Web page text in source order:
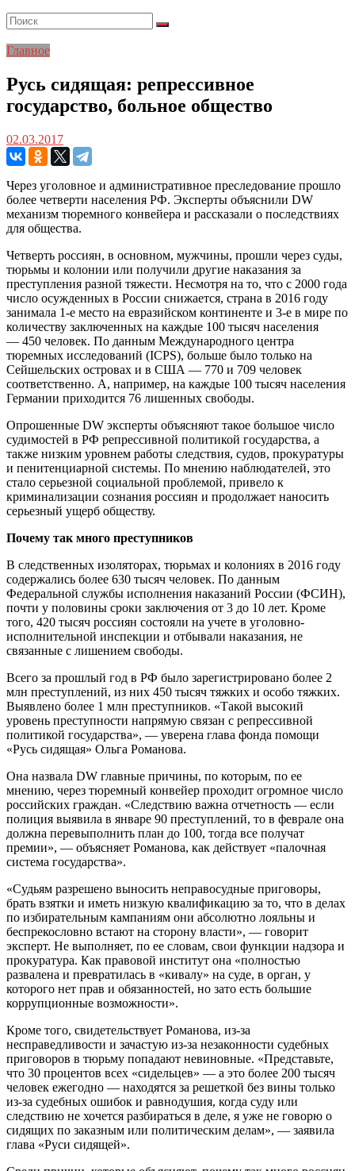
Главное
Русь сидящая: репрессивное
государство, больное общество
02.03.2017
Через уголовное и административное преследование прошло
более четверти населения РФ. Эксперты объяснили DW
механизм тюремного конвейера и рассказали о последствиях
для общества.
Четверть россиян, в основном, мужчины, прошли через суды,
тюрьмы и колонии или получили другие наказания за
преступления разной тяжести. Несмотря на то, что с 2000 года
число осужденных в России снижается, страна в 2016 году
занимала 1-е место на евразийском континенте и 3-е в мире по
количеству заключенных на каждые 100 тысяч населения
— 450 человек. По данным Международного центра
тюремных исследований (ICPS), больше было только на
Сейшельских островах и в США — 770 и 709 человек
соответственно. А, например, на каждые 100 тысяч населения
Германии приходится 76 лишенных свободы.
Опрошенные DW эксперты объясняют такое большое число
судимостей в РФ репрессивной политикой государства, а
также низким уровнем работы следствия, судов, прокуратуры
и пенитенциарной системы. По мнению наблюдателей, это
стало серьезной социальной проблемой, привело к
криминализации сознания россиян и продолжает наносить
серьезный ущерб обществу.
Почему так много преступников
В следственных изоляторах, тюрьмах и колониях в 2016 году
содержались более 630 тысяч человек. По данным
Федеральной службы исполнения наказаний России (ФСИН),
почти у половины сроки заключения от 3 до 10 лет. Кроме
того, 420 тысяч россиян состояли на учете в уголовно-
исполнительной инспекции и отбывали наказания, не
связанные с лишением свободы.
Всего за прошлый год в РФ было зарегистрировано более 2
млн преступлений, из них 450 тысяч тяжких и особо тяжких.
Выявлено более 1 млн преступников. «Такой высокий
уровень преступности напрямую связан с репрессивной
политикой государства», — уверена глава фонда помощи
«Русь сидящая» Ольга Романова.
Она назвала DW главные причины, по которым, по ее
мнению, через тюремный конвейер проходит огромное число
российских граждан. «Следствию важна отчетность — если
полиция выявила в январе 90 преступлений, то в феврале она
должна перевыполнить план до 100, тогда все получат
премии», — объясняет Романова, как действует «палочная
система государства».
«Судьям разрешено выносить неправосудные приговоры,
брать взятки и иметь низкую квалификацию за то, что в делах
по избирательным кампаниям они абсолютно лояльны и
беспрекословно встают на сторону власти», — говорит
эксперт. Не выполняет, по ее словам, свои функции надзора и
прокуратура. Как правовой институт она «полностью
развалена и превратилась в «кивалу» на суде, в орган, у
которого нет прав и обязанностей, но зато есть большие
коррупционные возможности».
Кроме того, свидетельствует Романова, из-за
несправедливости и зачастую из-за незаконности судебных
приговоров в тюрьму попадают невиновные. «Представьте,
что 30 процентов всех «сидельцев» — а это более 200 тысяч
человек ежегодно — находятся за решеткой без вины только
из-за судебных ошибок и равнодушия, когда суду или
следствию не хочется разбираться в деле, я уже не говорю о
сидящих по заказным или политическим делам», — заявила
глава «Руси сидящей».